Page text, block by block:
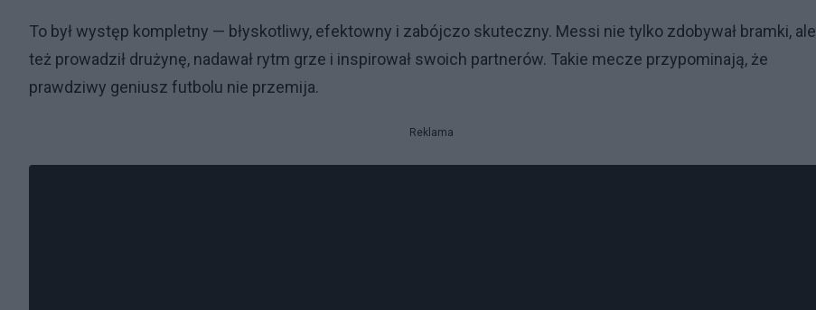
To był występ kompletny — błyskotliwy, efektowny i zabójczo skuteczny. Messi nie tylko zdobywał bramki, ale
też prowadził drużynę, nadawał rytm grze i inspirował swoich partnerów. Takie mecze przypominają, że
prawdziwy geniusz futbolu nie przemija.
Reklama